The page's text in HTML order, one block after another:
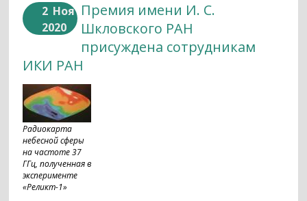
2 Ноя
2020
Премия имени И. С.
Шкловского РАН
присуждена сотрудникам
ИКИ РАН
Радиокарта
небесной сферы
на частоте 37
ГГц, полученная в
эксперименте
«Реликт-1»